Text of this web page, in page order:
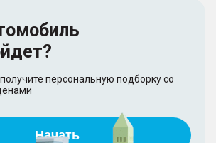
персональную подборку со
Начать